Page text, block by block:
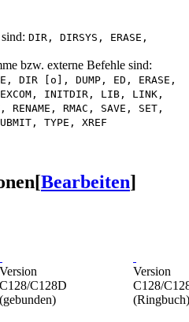
DIR, DIRSYS, ERASE,
bzw. externe Befehle sind:
DIR [o], DUMP, ED, ERASE,
INITDIR, LIB, LINK,
RMAC, SAVE, SET,
TYPE, XREF
[Bearbeiten]
Version
C128/C128D
(gebunden)
Version
C128/
(Ringbuch)